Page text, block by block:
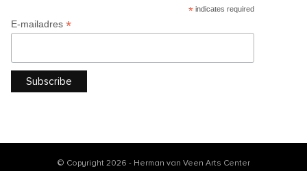
* indicates required
E-mailadres *
© Copyright 2026 - Herman van Veen Arts Center